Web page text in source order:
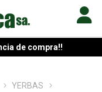
de compra!!
YERBAS